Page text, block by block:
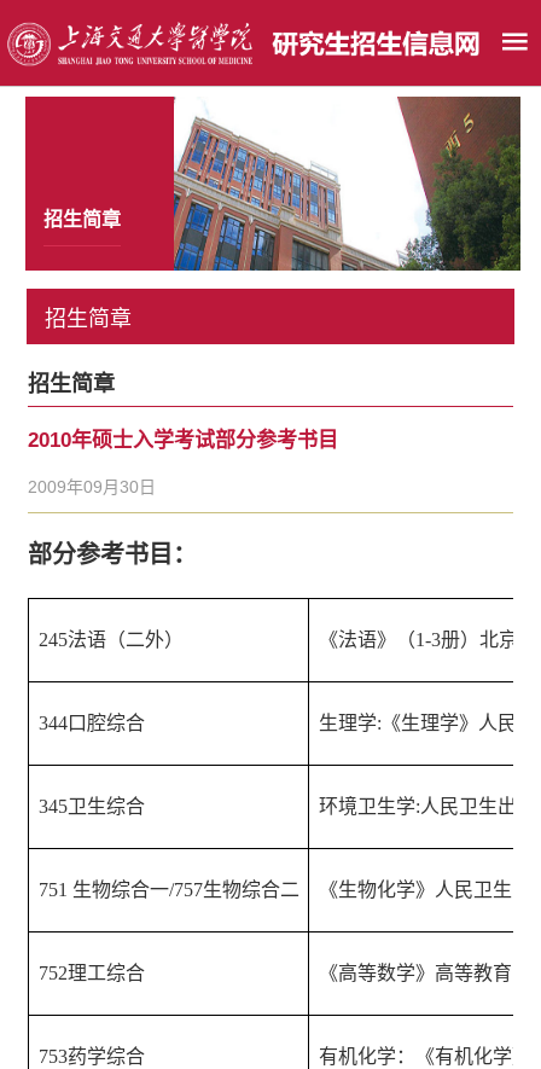
招生简章
招生简章
招生简章
2010年硕士入学考试部分参考书目
2009年09月30日
部分参考书目：
245法语（二外） 《法语》（1-3册）北京
344口腔综合 生理学: 《生理学》人民
345卫生综合 环境卫生学:人民卫生出
751 生物综合一/757生物综合二 《生物化学》人民卫生出
752理工综合 《高等数学》高等教育
753药学综合 有机化学：《有机化学》